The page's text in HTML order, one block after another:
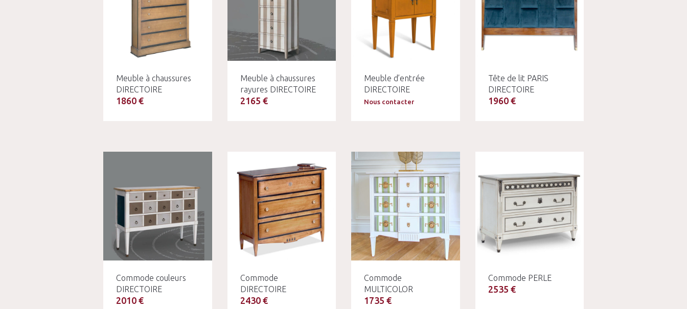
Meuble à chaussures
DIRECTOIRE
1860 €
Meuble à chaussures
rayures DIRECTOIRE
2165 €
Meuble d’entrée
DIRECTOIRE
Nous contacter
Tête de lit PARIS
DIRECTOIRE
1960 €
Commode couleurs
DIRECTOIRE
2010 €
Commode
DIRECTOIRE
2430 €
Commode
MULTICOLOR
1735 €
Commode PERLE
2535 €